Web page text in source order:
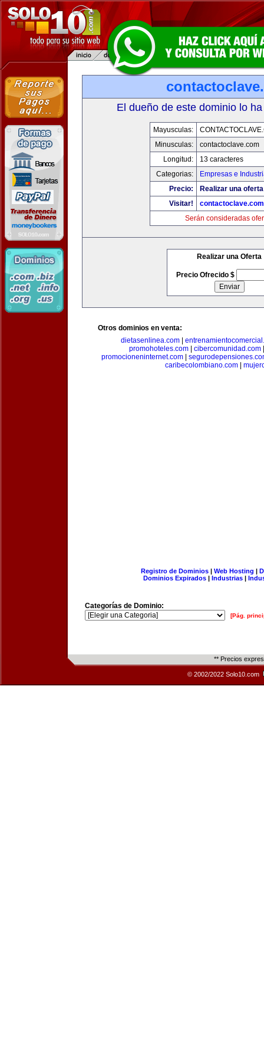
El dueño de este dominio lo
Mayusculas:
Minusculas:
contactoclave.com
Longitud:
13 caracteres
Categorias:
Empresas e
Precio:
Realizar una
Visitar!
contactoclave.com
Serán consideradas
Realizar una Oferta
Precio Ofrecido $
Otros dominios en venta:
dietasenlinea.com|
promohoteles.com
cibercomunidad.com
promocioneninternet.com|
caribecolombiano.com|
Registro de Dominios| Web Hosting |
Dominios Expirados | Industrias |
Categorías de Dominio:
[Pág.
** Precios
© 2002/2022 Solo10.com